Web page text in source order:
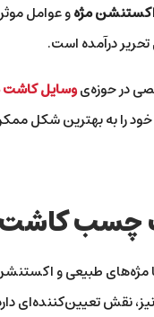
مژهو عوامل
درآمده است.
در حوزه‌یوسایل کاشت
خود را به بهترین شکل
چسب کاشت
مژه‌های طبیعی و
نقش تعیین‌کننده‌ای